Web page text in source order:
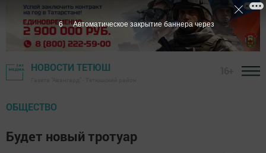
НОВОСТИ ТЕТЮШ
ОБЩЕСТВО
Будет новый тротуар
5 Автоматическое закрытие баннера через